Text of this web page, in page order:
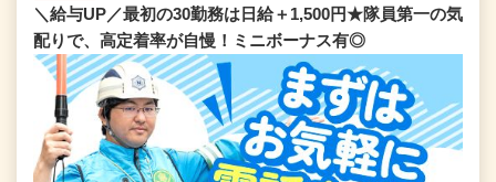
＼給与UP／最初の30勤務は日給＋1,500円★隊員第一の気
配りで、高定着率が自慢！ミニボーナス有◎